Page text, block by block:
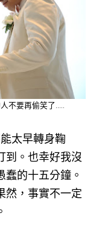
不要再偷笑了.....
太早轉身鞠
到。也幸好我沒
的十五分鐘。
然，事實不一定